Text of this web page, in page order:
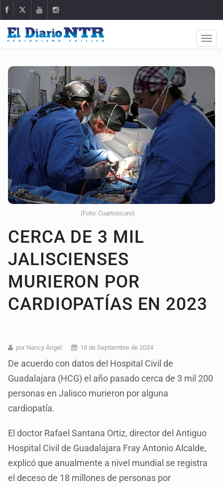
(Foto: Cuartoscuro)
CERCA DE 3 MIL
JALISCIENSES
MURIERON POR
CARDIOPATÍAS EN 2023
por Nancy Ángel 18 de Septiembre de 2024
De acuerdo con datos del Hospital Civil de
Guadalajara (HCG) el año pasado cerca de 3 mil 200
personas en Jalisco murieron por alguna
cardiopatía.
El doctor Rafael Santana Ortiz, director del Antiguo
Hospital Civil de Guadalajara Fray Antonio Alcalde,
explicó que anualmente a nivel mundial se registra
el deceso de 18 millones de personas por